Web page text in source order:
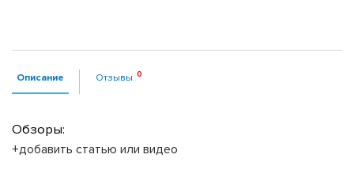
Описание Отзывы
Обзоры:
+добавить статью или видео